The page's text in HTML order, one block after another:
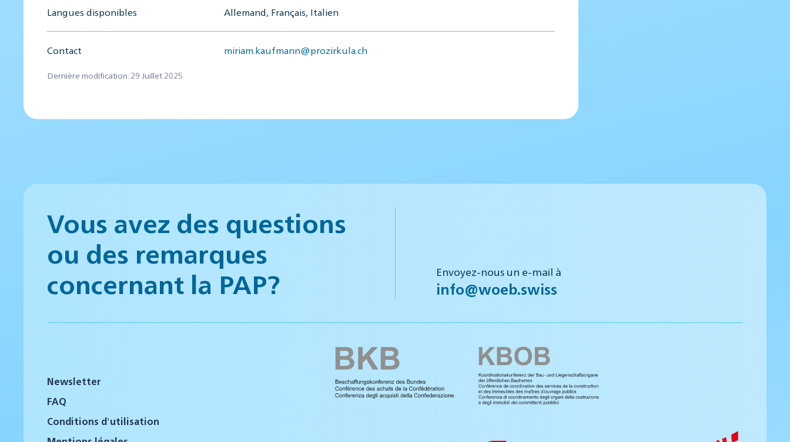
Langues disponibles Allemand, Français, Italien
Contact miriam.kaufmann@prozirkula.ch
Dernière modification: 29 Juillet 2025
Vous avez des questions
ou des remarques
concernant la PAP?
Envoyez-nous un e-mail à
info@woeb.swiss
Newsletter
FAQ
Conditions d'utilisation